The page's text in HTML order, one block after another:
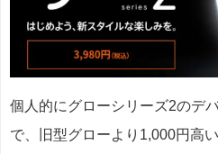
個人的にグローシリーズ2のデ
で、旧型グローより1,000円高